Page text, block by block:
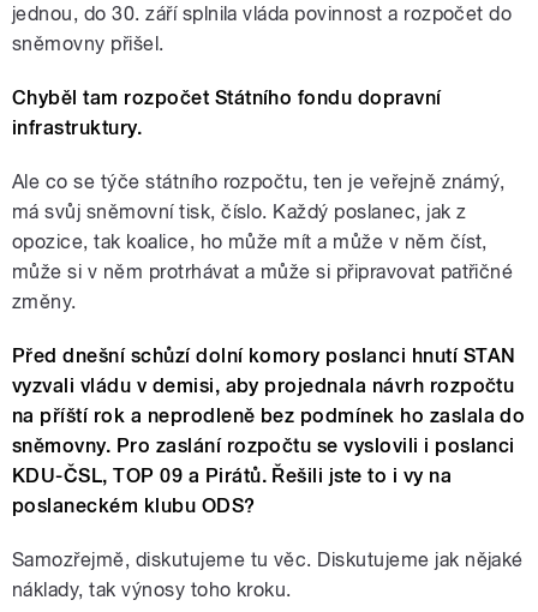
jednou, do 30. září splnila vláda povinnost a rozpočet do
sněmovny přišel.
Chyběl tam rozpočet Státního fondu dopravní
infrastruktury.
Ale co se týče státního rozpočtu, ten je veřejně známý,
má svůj sněmovní tisk, číslo. Každý poslanec, jak z
opozice, tak koalice, ho může mít a může v něm číst,
může si v něm protrhávat a může si připravovat patřičné
změny.
Před dnešní schůzí dolní komory poslanci hnutí STAN
vyzvali vládu v demisi, aby projednala návrh rozpočtu
na příští rok a neprodleně bez podmínek ho zaslala do
sněmovny. Pro zaslání rozpočtu se vyslovili i poslanci
KDU-ČSL, TOP 09 a Pirátů. Řešili jste to i vy na
poslaneckém klubu ODS?
Samozřejmě, diskutujeme tu věc. Diskutujeme jak nějaké
náklady, tak výnosy toho kroku.